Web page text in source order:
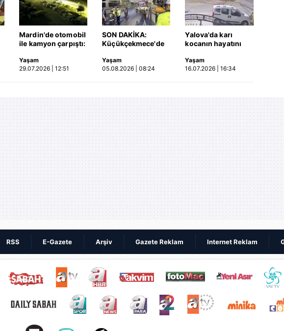
Mardin'de otomobil
ile kamyon çarpıştı:
hayatını kaybetti!
Kaza anı kamerada
Yaşam
29.07.2026 | 12:51
SON DAKİKA:
Küçükçekmece'de
Otomobil, İETT
otobüsüne çarptı: 3
Yaşam
05.08.2026 | 08:24
Yalova'da karı
kocanın hayatını
motosiklet kazası
saniye saniye
Yaşam
16.07.2026 | 16:34
RSS E-Gazete Arşiv Gazete Reklam Internet Reklam